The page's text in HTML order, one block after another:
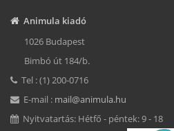
Animula kiadó
1026 Budapest
Bimbó út 184/b.
Tel : (1) 200-0716
E-mail : mail@animula.hu
Nyitvatartás: Hétfő - péntek: 9 - 18